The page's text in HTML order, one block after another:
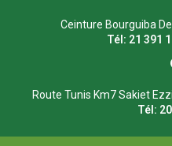
Ceinture Bourguiba
Tél: 21 391
Route Tunis Km7 Sakiet
Tél: